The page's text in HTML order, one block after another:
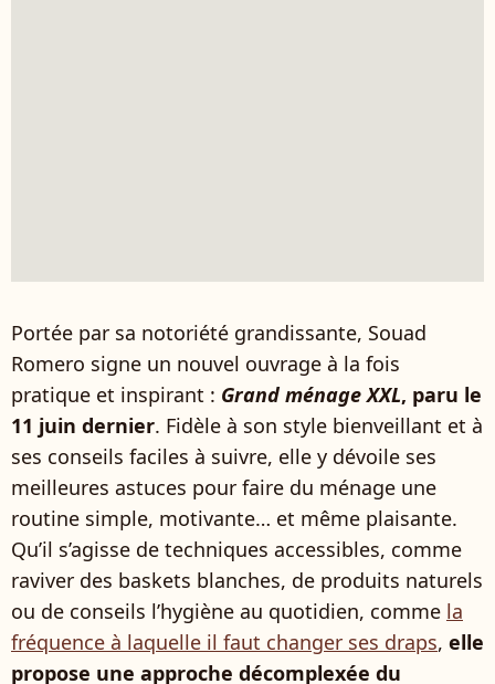
Portée par sa notoriété grandissante, Souad
Romero signe un nouvel ouvrage à la fois
pratique et inspirant : Grand ménage XXL, paru le
11 juin dernier. Fidèle à son style bienveillant et à
ses conseils faciles à suivre, elle y dévoile ses
meilleures astuces pour faire du ménage une
routine simple, motivante… et même plaisante.
Qu’il s’agisse de techniques accessibles, comme
raviver des baskets blanches, de produits naturels
ou de conseils l’hygiène au quotidien, comme la
fréquence à laquelle il faut changer ses draps, elle
propose une approche décomplexée du